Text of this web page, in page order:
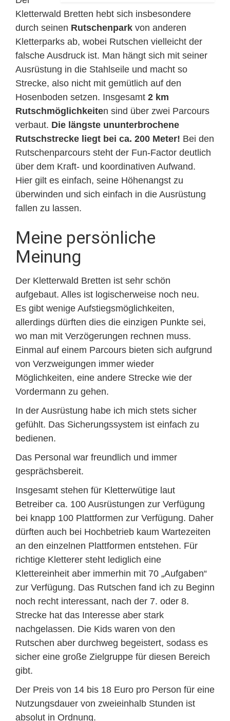
Kletterwald Bretten hebt sich insbesondere
durch seinen Rutschenpark von anderen
Kletterparks ab, wobei Rutschen vielleicht der
falsche Ausdruck ist. Man hängt sich mit seiner
Ausrüstung in die Stahlseile und macht so
Strecke, also nicht mit gemütlich auf den
Hosenboden setzen. Insgesamt 2 km
Rutschmöglichkeiten sind über zwei Parcours
verbaut. Die längste ununterbrochene
Rutschstrecke liegt bei ca. 200 Meter! Bei den
Rutschenparcours steht der Fun-Factor deutlich
über dem Kraft- und koordinativen Aufwand.
Hier gilt es einfach, seine Höhenangst zu
überwinden und sich einfach in die Ausrüstung
fallen zu lassen.
Meine persönliche
Meinung
Der Kletterwald Bretten ist sehr schön
aufgebaut. Alles ist logischerweise noch neu.
Es gibt wenige Aufstiegsmöglichkeiten,
allerdings dürften dies die einzigen Punkte sei,
wo man mit Verzögerungen rechnen muss.
Einmal auf einem Parcours bieten sich aufgrund
von Verzweigungen immer wieder
Möglichkeiten, eine andere Strecke wie der
Vordermann zu gehen.
In der Ausrüstung habe ich mich stets sicher
gefühlt. Das Sicherungssystem ist einfach zu
bedienen.
Das Personal war freundlich und immer
gesprächsbereit.
Insgesamt stehen für Kletterwütige laut
Betreiber ca. 100 Ausrüstungen zur Verfügung
bei knapp 100 Plattformen zur Verfügung. Daher
dürften auch bei Hochbetrieb kaum Wartezeiten
an den einzelnen Plattformen entstehen. Für
richtige Kletterer steht lediglich eine
Klettereinheit aber immerhin mit 70 „Aufgaben“
zur Verfügung. Das Rutschen fand ich zu Beginn
noch recht interessant, nach der 7. oder 8.
Strecke hat das Interesse aber stark
nachgelassen. Die Kids waren von den
Rutschen aber durchweg begeistert, sodass es
sicher eine große Zielgruppe für diesen Bereich
gibt.
Der Preis von 14 bis 18 Euro pro Person für eine
Nutzungsdauer von zweieinhalb Stunden ist
absolut in Ordnung.